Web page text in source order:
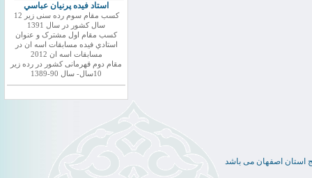
استاد فيده پرنيان عباسي
کسب مقام سوم رده سنی زیر 12
سال کشور در سال 1391
کسب مقام اول مشترک و عنوان
استادي فيده مسابقات اسه ان در
مسابقات اسه ان 2012
مقام دوم قهرمانی کشور در رده زیر
10سال- سال 90-1389
استان اصفهان می باشد